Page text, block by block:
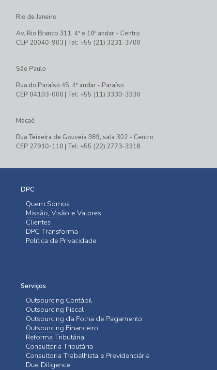
Rio de Janeiro
Av. Rio Branco 311, 4º e 10º andar - Centro
CEP 20040-903 | Tel: +55 (21) 3231-3700
São Paulo
Rua do Paraíso 45, 4º andar - Paraíso
CEP 04103-000 | Tel: +55 (11) 3330-3330
Macaé
Rua Teixeira de Gouveia 989, sala 302 - Centro
CEP 27910-110 | Tel: +55 (22) 2773-3318
DPC
Quem Somos
Missão, Visão e Valores
Clientes
DPC Transforma
Política de Privacidade
Serviços
Outsourcing Contábil
Outsourcing Fiscal
Outsourcing da Folha de Pagamento
Outsourcing Financeiro
Reforma Tributária
Consultoria Tributária
Consultoria Trabalhista e Previdenciária
Due Diligence